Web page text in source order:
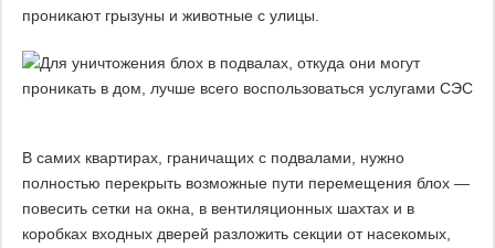
проникают грызуны и животные с улицы.
В самих квартирах, граничащих с подвалами, нужно
полностью перекрыть возможные пути перемещения блох —
повесить сетки на окна, в вентиляционных шахтах и в
коробках входных дверей разложить секции от насекомых,